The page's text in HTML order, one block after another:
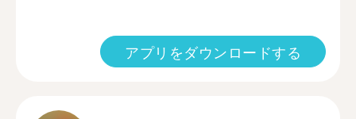
アプリをダウンロードする